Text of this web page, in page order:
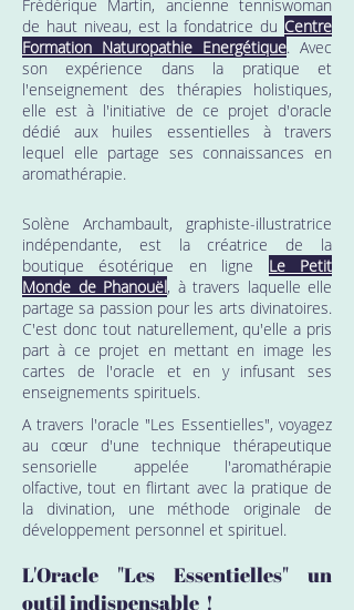
Frédérique Martin, ancienne tenniswoman
de haut niveau, est la fondatrice du Centre
Formation Naturopathie Energétique. Avec
son expérience dans la pratique et
l'enseignement des thérapies holistiques,
elle est à l'initiative de ce projet d'oracle
dédié aux huiles essentielles à travers
lequel elle partage ses connaissances en
aromathérapie.
Solène Archambault, graphiste-illustratrice
indépendante, est la créatrice de la
boutique ésotérique en ligne Le Petit
Monde de Phanouël, à travers laquelle elle
partage sa passion pour les arts divinatoires.
C'est donc tout naturellement, qu'elle a pris
part à ce projet en mettant en image les
cartes de l'oracle et en y infusant ses
enseignements spirituels.
A travers l'oracle "Les Essentielles", voyagez
au cœur d'une technique thérapeutique
sensorielle appelée l'aromathérapie
olfactive, tout en flirtant avec la pratique de
la divination, une méthode originale de
développement personnel et spirituel.
L'Oracle "Les Essentielles" un
outil indispensable !